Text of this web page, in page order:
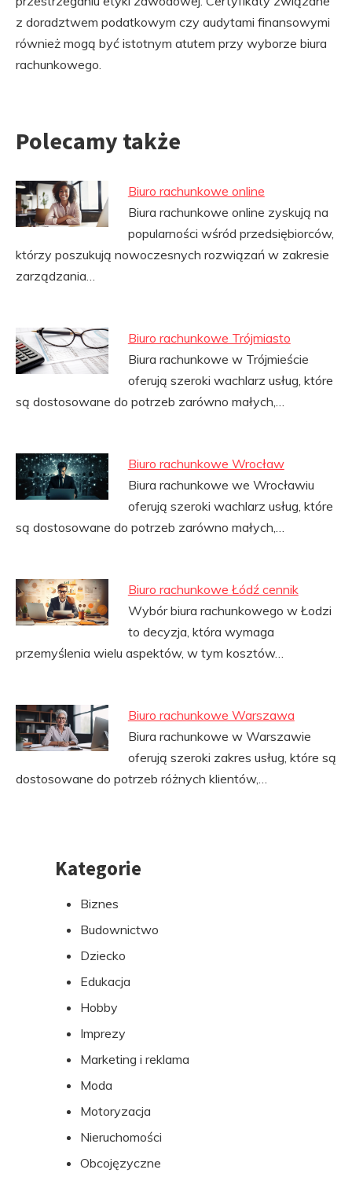
z doradztwem podatkowym czy audytami finansowymi
również mogą być istotnym atutem przy wyborze biura
rachunkowego.
Polecamy także
Biuro rachunkowe online
Biura rachunkowe online zyskują na
popularności wśród przedsiębiorców,
którzy poszukują nowoczesnych rozwiązań w zakresie
zarządzania…
Biuro rachunkowe Trójmiasto
Biura rachunkowe w Trójmieście
oferują szeroki wachlarz usług, które
są dostosowane do potrzeb zarówno małych,…
Biuro rachunkowe Wrocław
Biura rachunkowe we Wrocławiu
oferują szeroki wachlarz usług, które
są dostosowane do potrzeb zarówno małych,…
Biuro rachunkowe Łódź cennik
Wybór biura rachunkowego w Łodzi
to decyzja, która wymaga
przemyślenia wielu aspektów, w tym kosztów…
Biuro rachunkowe Warszawa
Biura rachunkowe w Warszawie
oferują szeroki zakres usług, które są
dostosowane do potrzeb różnych klientów,…
PrzejdźKategorie
Biznes
Budownictwo
Dziecko
Edukacja
Hobby
Imprezy
Marketing i reklama
Moda
Motoryzacja
Nieruchomości
Obcojęzyczne